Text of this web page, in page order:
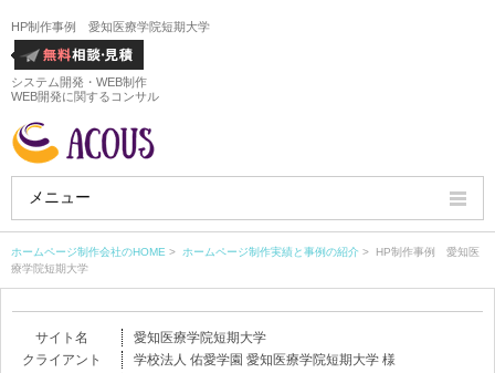
HP制作事例 愛知医療学院短期大学
システム開発・WEB制作
WEB開発に関するコンサル
メニュー
HOME
ホームページ制作実績
ホームページ制作会社のHOME > ホームページ制作実績と事例の紹介 > HP制作事例 愛知医
療学院短期大学
サイト名
愛知医療学院短期大学
クライアント
学校法人 佑愛学園 愛知医療学院短期大学 様